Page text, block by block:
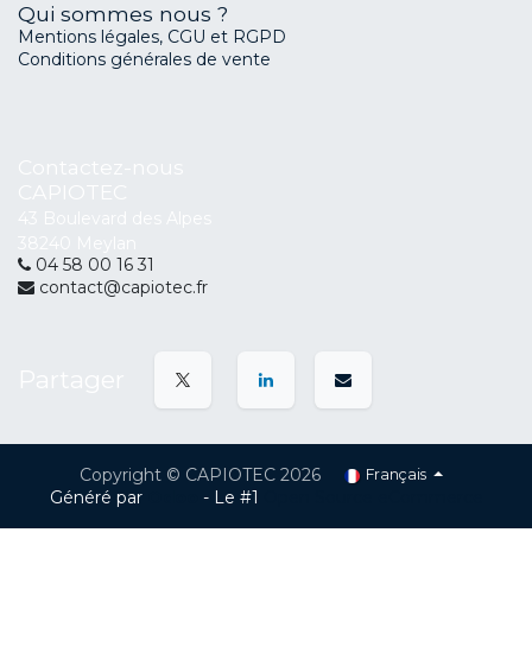
Qui sommes nous ?
Mentions légales, CGU et RGPD
Conditions générales de vente
04 58 00 16 31
contact@capiotec.fr
Copyright © CAPIOTEC 2026 Français
Généré par - Le #1